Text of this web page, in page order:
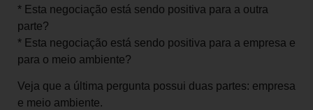
* Esta negociação está sendo positiva para a outra
parte?
* Esta negociação está sendo positiva para a empresa e
para o meio ambiente?
Veja que a última pergunta possui duas partes: empresa
e meio ambiente.